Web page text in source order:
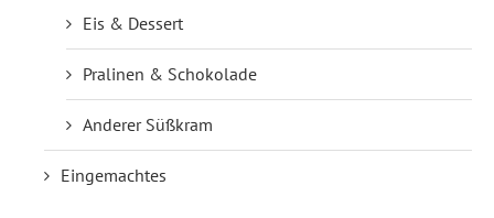
Eis & Dessert
Pralinen & Schokolade
Anderer Süßkram
Eingemachtes